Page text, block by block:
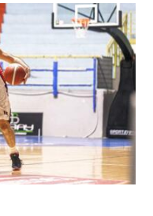
commenta
e Nizza